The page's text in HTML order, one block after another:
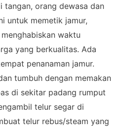
tangan, orang dewasa dan
untuk memetik jamur,
waktu
yang berkualitas. Ada
penanaman jamur.
tumbuh dengan memakan
di sekitar padang rumput
telur segar di
telur rebus/steam yang